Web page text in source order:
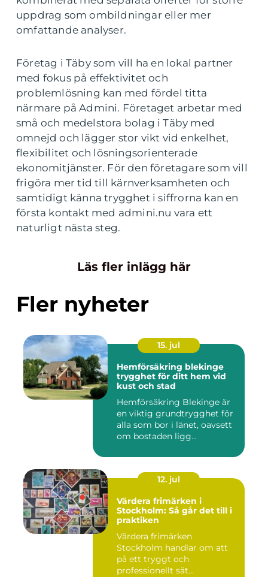
uppdrag som ombildningar eller mer
omfattande analyser.
Företag i Täby som vill ha en lokal partner
med fokus på effektivitet och
problemlösning kan med fördel titta
närmare på Admini. Företaget arbetar med
små och medelstora bolag i Täby med
omnejd och lägger stor vikt vid enkelhet,
flexibilitet och lösningsorienterade
ekonomitjänster. För den företagare som vill
frigöra mer tid till kärnverksamheten och
samtidigt känna trygghet i siffrorna kan en
första kontakt med admini.nu vara ett
naturligt nästa steg.
Läs fler inlägg här
Fler nyheter
15. jul
Hemförsäkring blekinge
trygghet för ditt hem vid
kust och stad
Hemförsäkring Blekinge är
en viktig grundtrygghet för
alla som bor i länet, oavsett
om bostaden ligg...
12. jul
Värdera frimärken i
Stockholm: Så går det till i
praktiken
Värdera frimärken
Stockholm handlar om att
på ett tryggt och
professionellt sät...